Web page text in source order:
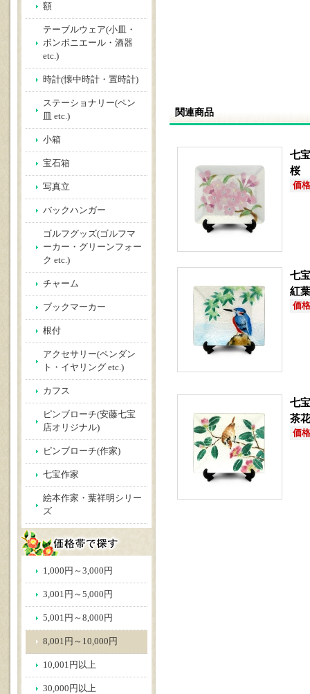
額
テーブルウェア(小皿・
ボンボニエール・酒器
etc.)
時計(懐中時計・置時計)
ステーショナリー(ペン
皿 etc.)
小箱
宝石箱
写真立
バックハンガー
ゴルフグッズ(ゴルフマ
ーカー・グリーンフォー
ク etc.)
チャーム
ブックマーカー
根付
アクセサリー(ペンダン
ト・イヤリング etc.)
カフス
ピンブローチ(安藤七宝
店オリジナル)
ピンブローチ(作家)
七宝作家
絵本作家・葉祥明シリー
ズ
1,000円～3,000円
3,001円～5,000円
5,001円～8,000円
8,001円～10,000円
10,001円以上
30,000円以上
関連商品
七
桜
価
七
紅
価
七
茶
価